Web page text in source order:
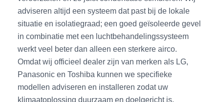
adviseren altijd een systeem dat past bij de lokale
situatie en isolatiegraad; een goed geïsoleerde gevel
in combinatie met een luchtbehandelingssysteem
werkt veel beter dan alleen een sterkere airco.
Omdat wij officieel dealer zijn van merken als LG,
Panasonic en Toshiba kunnen we specifieke
modellen adviseren en installeren zodat uw
klimaatoplossing duurzaam en doelgericht is.